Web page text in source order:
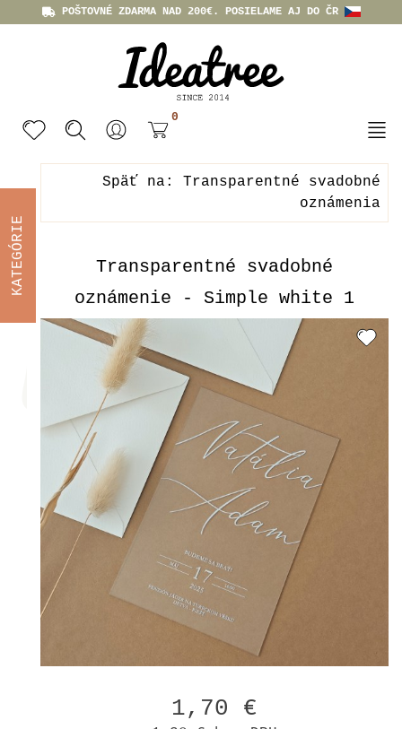
POŠTOVNÉ ZDARMA NAD 200€. POSIELAME AJ DO ČR
0
Späť na: Transparentné svadobné
oznámenia
Transparentné svadobné
oznámenie - Simple white 1
1,70 €
KATEGÓRIE